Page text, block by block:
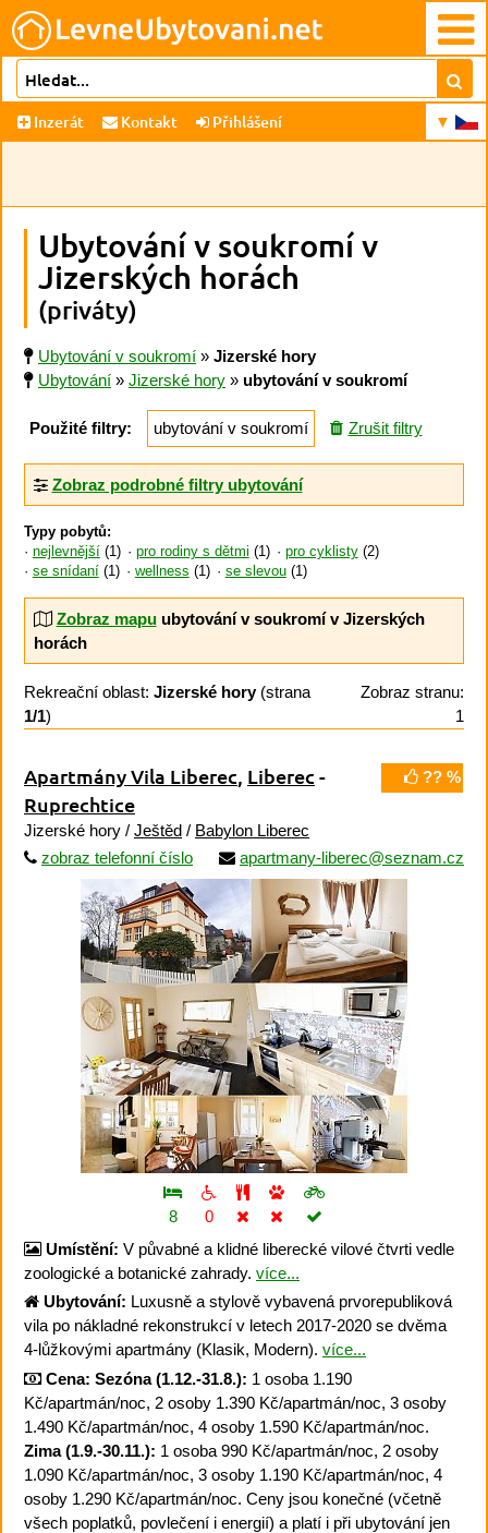
Inzerát Kontakt Přihlášení
Ubytování v soukromí v
Jizerských horách
(priváty)
Ubytování v soukromí » Jizerské hory
Ubytování » Jizerské hory » ubytování v soukromí
Použité filtry: ubytování v soukromí Zrušit filtry
Zobraz podrobné filtry ubytování
Typy pobytů:
nejlevnější (1) pro rodiny s dětmi (1) pro cyklisty(2)
se snídaní (1) wellness (1) se slevou(1)
Zobraz mapuubytování v soukromí v Jizerských
horách
Rekreační oblast: Jizerské hory(strana
1/1)
Zobraz stranu:
1
?? %
Apartmány Vila Liberec, Liberec -
Ruprechtice
Jizerské hory / Ještěd / Babylon Liberec
zobraz telefonní číslo
apartmany-liberec@seznam.cz
8
0
Umístění: V půvabné a klidné liberecké vilové čtvrti vedle
zoologické a botanické zahrady. více...
Ubytování: Luxusně a stylově vybavená prvorepubliková
vila po nákladné rekonstrukcí v letech 2017-2020 se dvěma
4-lůžkovými apartmány (Klasik, Modern). více...
Cena: Sezóna (1.12.-31.8.): 1 osoba 1.190
Kč/apartmán/noc, 2 osoby 1.390 Kč/apartmán/noc, 3 osoby
1.490 Kč/apartmán/noc, 4 osoby 1.590 Kč/apartmán/noc.
Zima (1.9.-30.11.): 1 osoba 990 Kč/apartmán/noc, 2 osoby
1.090 Kč/apartmán/noc, 3 osoby 1.190 Kč/apartmán/noc, 4
osoby 1.290 Kč/apartmán/noc. Ceny jsou konečné (včetně
všech poplatků, povlečení i energií) a platí i při ubytování jen